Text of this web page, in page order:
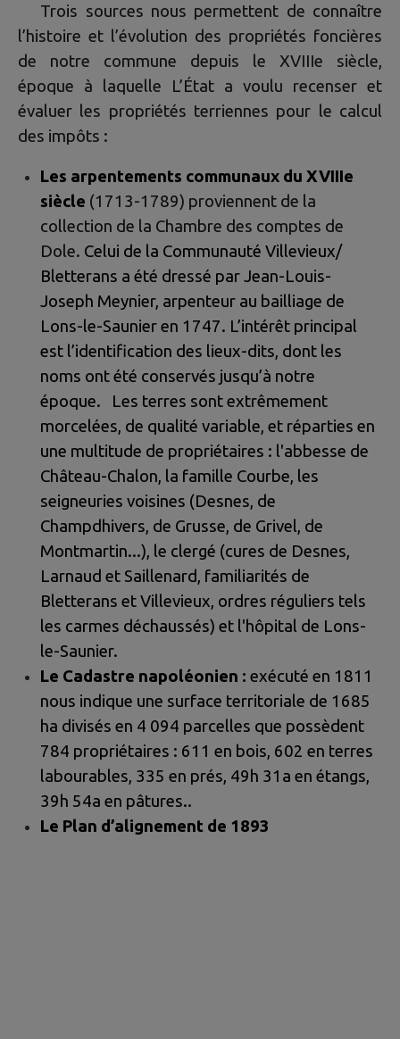
Trois sources nous permettent de connaître
l’histoire et l’évolution des propriétés foncières
de notre commune depuis le XVIIIe siècle,
époque à laquelle L’État a voulu recenser et
évaluer les propriétés terriennes pour le calcul
des impôts :
Les arpentements communaux du XVIIIe
siècle (1713-1789) proviennent de la
collection de la Chambre des comptes de
Dole. Celui de la Communauté Villevieux/
Bletterans a été dressé par Jean-Louis-
Joseph Meynier, arpenteur au bailliage de
Lons-le-Saunier en 1747. L’intérêt principal
est l’identification des lieux-dits, dont les
noms ont été conservés jusqu’à notre
époque. Les terres sont extrêmement
morcelées, de qualité variable, et réparties en
une multitude de propriétaires : l'abbesse de
Château-Chalon, la famille Courbe, les
seigneuries voisines (Desnes, de
Champdhivers, de Grusse, de Grivel, de
Montmartin...), le clergé (cures de Desnes,
Larnaud et Saillenard, familiarités de
Bletterans et Villevieux, ordres réguliers tels
les carmes déchaussés) et l'hôpital de Lons-
le-Saunier.
Le Cadastre napoléonien : exécuté en 1811
nous indique une surface territoriale de 1685
ha divisés en 4 094 parcelles que possèdent
784 propriétaires : 611 en bois, 602 en terres
labourables, 335 en prés, 49h 31a en étangs,
39h 54a en pâtures..
Le Plan d’alignement de 1893